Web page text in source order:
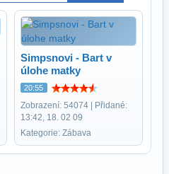
Simpsnovi - Bart v
úlohe matky
20:55
Zobrazení: 54074 | Přidané:
13:42, 18. 02 09
Kategorie: Zábava